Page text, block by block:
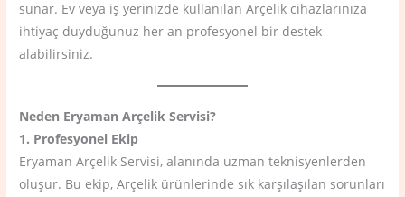
sunar. Ev veya iş yerinizde kullanılan Arçelik cihazlarınıza
ihtiyaç duyduğunuz her an profesyonel bir destek
alabilirsiniz.
Neden Eryaman Arçelik Servisi?
1. Profesyonel Ekip
Eryaman Arçelik Servisi, alanında uzman teknisyenlerden
oluşur. Bu ekip, Arçelik ürünlerinde sık karşılaşılan sorunları